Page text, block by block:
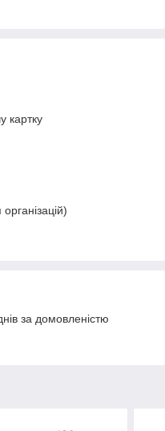
картку
за домовленістю